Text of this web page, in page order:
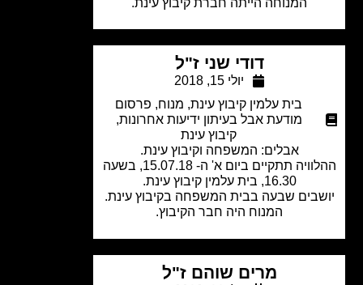
המנוחה הייתה חברת קיבוץ עינת.
דודי שני ז"ל
בית עלמין קיבוץ עינת,מנוח,פרסום
מודעת אבל בעיתון ידיעות אחרונות,
קיבוץ עינת
אבלים: המשפחה וקיבוץ עינת.
ההלוויה תתקיים ביום א' ה- 15.07.18, בשעה
שבעה בבית המשפחה בקיבוץ עינת.
המנוח היה חבר הקיבוץ.
מרים שוהם ז"ל